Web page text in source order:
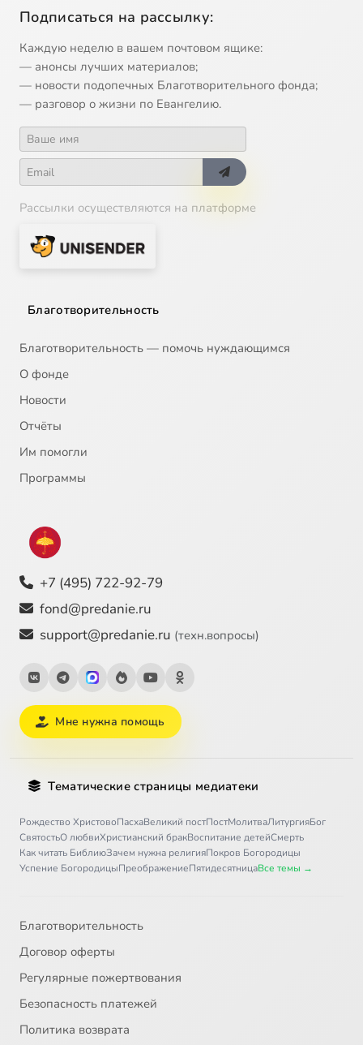
Подписаться на рассылку:
Каждую неделю в вашем почтовом ящике:
— анонсы лучших материалов;
— новости подопечных Благотворительного фонда;
— разговор о жизни по Евангелию.
Рассылки осуществляются на платформе
Благотворительность
Благотворительность — помочь нуждающимся
О фонде
Новости
Отчёты
Им помогли
Программы
+7 (495) 722-92-79
fond@predanie.ru
support@predanie.ru (техн.вопросы)
Мне нужна помощь
Тематические страницы медиатеки
Рождество ХристовоПасхаВеликий постПостМолитваЛитургияБог
СвятостьО любвиХристианский бракВоспитание детейСмерть
Как читать БиблиюЗачем нужна религияПокров Богородицы
Успение БогородицыПреображениеПятидесятницаВсе темы →
Благотворительность
Договор оферты
Регулярные пожертвования
Безопасность платежей
Политика возврата